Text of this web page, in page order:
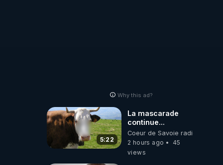
Why this ad?
5:22
La mascarade
continue...
Coeur de Savoie radioweb TV
2 hours ago
45
views